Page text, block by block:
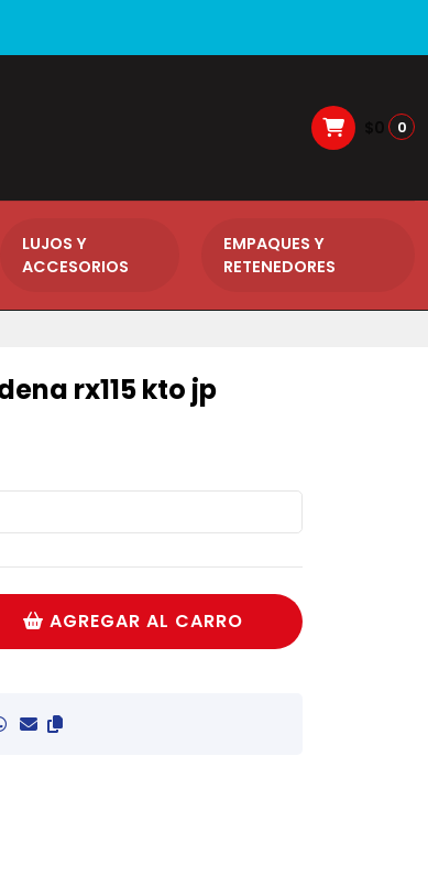
0
LUJOS Y
ACCESORIOS
EMPAQUES Y
RETENEDORES
rx115 kto jp
AGREGAR AL CARRO